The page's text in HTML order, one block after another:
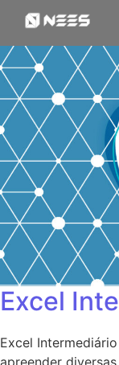
Excel
Excel
apreender